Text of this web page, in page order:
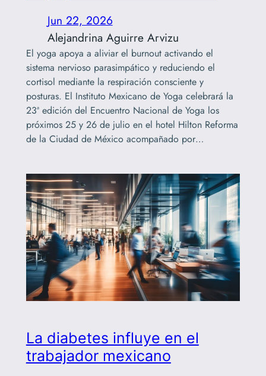
Jun 22, 2026
Alejandrina Aguirre Arvizu
El yoga apoya a aliviar el burnout activando el
sistema nervioso parasimpático y reduciendo el
cortisol mediante la respiración consciente y
posturas. El Instituto Mexicano de Yoga celebrará la
23ª edición del Encuentro Nacional de Yoga los
próximos 25 y 26 de julio en el hotel Hilton Reforma
de la Ciudad de México acompañado por…
La diabetes influye en el
trabajador mexicano